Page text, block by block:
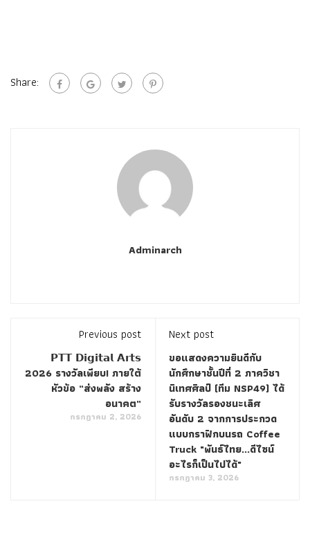
Share:
Adminarch
Previous post
𝗣𝗧𝗧 𝗗𝗶𝗴𝗶𝘁𝗮𝗹 𝗔𝗿𝘁𝘀
2026 รางวัลเพียบ! ภายใต้
หัวข้อ “ส่งพลัง สร้าง
อนาคต”
กรกฎาคม 2, 2026
Next post
ขอแสดงความยินดีกับ
นักศึกษาชั้นปีที่ 2 ภาควิชา
นิเทศศิลป์ (ทีม NSP49) ได้
รับรางวัลรองชนะเลิศ
อันดับ 2 จากการประกวด
แบบกราฟิกบนรถ Coffee
Truck "พันธ์ไทย...ดีไซน์
อะไรก็เป็นไปได้"
กรกฎาคม 3, 2026